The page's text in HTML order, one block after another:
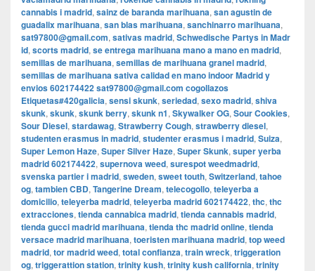
cannabis i madrid, sainz de baranda marihuana, san agustin de
guadalix marihuana, san blas marihuana, sanchinarro marihuana,
sat97800@gmail.com, sativas madrid, Schwedische Partys in Madr
id, scorts madrid, se entrega marihuana mano a mano en madrid,
semillas de marihuana, semillas de marihuana granel madrid,
semillas de marihuana sativa calidad en mano indoor Madrid y
envios 602174422 sat97800@gmail.com cogollazos
Etiquetas#420galicia, sensi skunk, seriedad, sexo madrid, shiva
skunk, skunk, skunk berry, skunk n1, Skywalker OG, Sour Cookies,
Sour Diesel, stardawag, Strawberry Cough, strawberry diesel,
studenten erasmus in madrid, studenter erasmus i madrid, Suiza,
Super Lemon Haze, Super Silver Haze, Super Skunk, super yerba
madrid 602174422, supernova weed, surespot weedmadrid,
svenska partier i madrid, sweden, sweet touth, Switzerland, tahoe
og, tambien CBD, Tangerine Dream, telecogollo, teleyerba a
domicilio, teleyerba madrid, teleyerba madrid 602174422, thc, thc
extracciones, tienda cannabica madrid, tienda cannabis madrid,
tienda gucci madrid marihuana, tienda thc madrid online, tienda
versace madrid marihuana, toeristen marihuana madrid, top weed
madrid, tor madrid weed, total confianza, train wreck, triggeration
og, triggerattion station, trinity kush, trinity kush california, trinity